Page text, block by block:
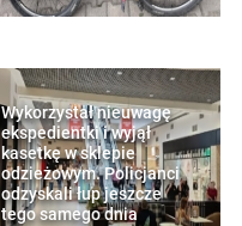
Wykorzystał nieuwagę
ekspedientki i wyjął
kasetkę w sklepie
odzieżowym. Policjanci
odzyskali łup jeszcze
tego samego dnia